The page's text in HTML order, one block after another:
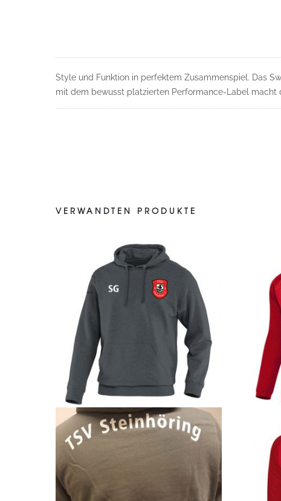
Style und Funktion in perfektem Zusammenspiel. Das
mit dem bewusst platzierten Performance-Label macht
VERWANDTEN PRODUKTE